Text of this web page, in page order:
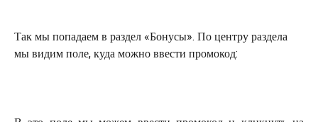
Так мы попадаем в раздел «Бонусы». По центру раздела
мы видим поле, куда можно ввести промокод: